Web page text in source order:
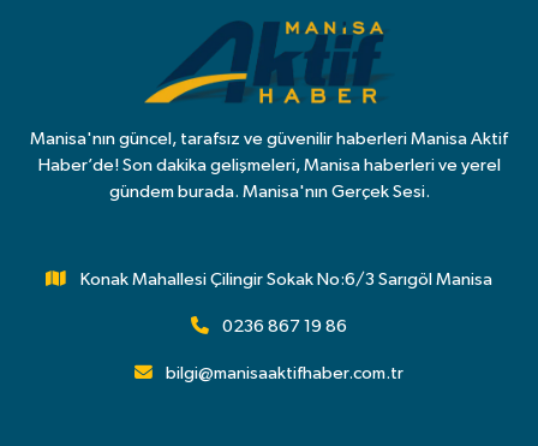
Manisa'nın güncel, tarafsız ve güvenilir haberleri Manisa Aktif
Haber’de! Son dakika gelişmeleri, Manisa haberleri ve yerel
gündem burada. Manisa'nın Gerçek Sesi.
Konak Mahallesi Çilingir Sokak No:6/3 Sarıgöl Manisa
0236 867 19 86
bilgi@manisaaktifhaber.com.tr